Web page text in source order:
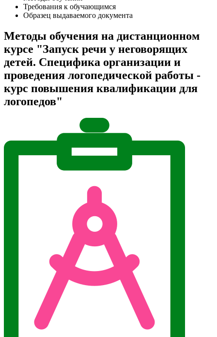
Требования к обучающимся
Образец выдаваемого документа
Методы обучения на дистанционном
курсе "Запуск речи у неговорящих
детей. Специфика организации и
проведения логопедической работы -
курс повышения квалификации для
логопедов"